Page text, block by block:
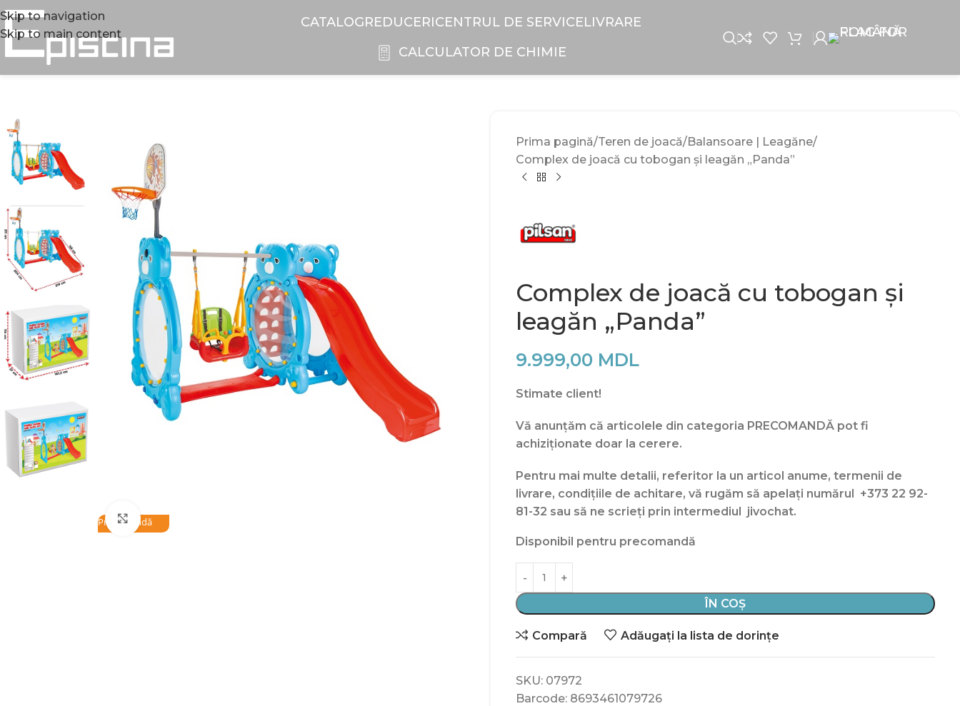
Skip to navigation
Skip to main content
CATALOGREDUCERICENTRUL DE SERVICELIVRARE
CALCULATOR DE CHIMIE
PrecomandăClick to enlarge
Prima pagină Teren de joacă Balansoare | Leagăne
Complex de joacă cu tobogan și leagăn „Panda”
Complex de joacă cu tobogan și
leagăn „Panda”
9.999,00 MDL
Stimate client!
Vă anunțăm că articolele din categoria PRECOMANDĂ pot fi
achiziționate doar la cerere.
Pentru mai multe detalii, referitor la un articol anume, termenii de
livrare, condițiile de achitare, vă rugăm să apelați numărul +373 22 92-
81-32 sau să ne scrieți prin intermediul jivochat.
Disponibil pentru precomandă
ÎN COȘ
Compară Adăugați la lista de dorințe
SKU: 07972
Barcode: 8693461079726